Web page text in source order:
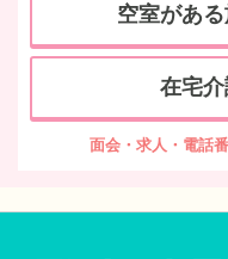
空室があ
在宅
面会・求人・電話